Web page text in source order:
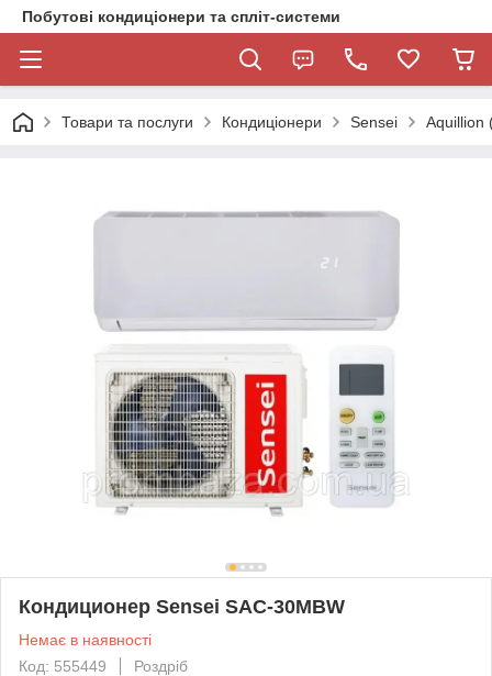
Побутові кондиціонери та спліт-системи
Товари та послуги Кондиціонери Sensei Aquillion
Кондиционер Sensei SAC-30MBW
Немає в наявності
Код: 555449
Роздріб